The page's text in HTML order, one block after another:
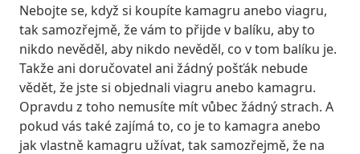
Nebojte se, když si koupíte kamagru anebo viagru,
tak samozřejmě, že vám to přijde v balíku, aby to
nikdo nevěděl, aby nikdo nevěděl, co v tom balíku je.
Takže ani doručovatel ani žádný pošťák nebude
vědět, že jste si objednali viagru anebo kamagru.
Opravdu z toho nemusíte mít vůbec žádný strach. A
pokud vás také zajímá to, co je to kamagra anebo
jak vlastně kamagru užívat, tak samozřejmě, že na